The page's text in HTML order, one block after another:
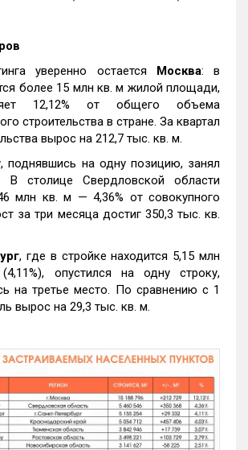
уверенно остается Москва: в
более 15 млн кв. м жилой площади,
12,12% от общего объема
строительства в стране. За квартал
вырос на 212,7 тыс. кв. м.
поднявшись на одну позицию, занял
В столице Свердловской области
млн кв. м — 4,36% от совокупного
за три месяца достиг 350,3 тыс. кв.
, где в стройке находится 5,15 млн
опустился на одну строку,
на третье место. По сравнению с 1
вырос на 29,3 тыс. кв. м.